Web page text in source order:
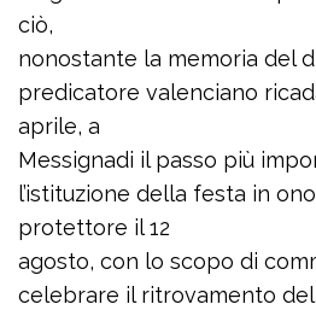
ciò,
nonostante la memoria del
predicatore valenciano
aprile, a
Messignadi il passo più
l’istituzione della festa in
protettore il 12
agosto, con lo scopo di
celebrare il ritrovamento